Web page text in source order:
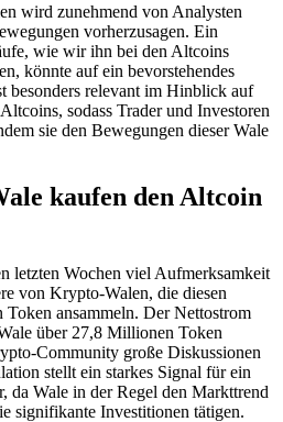
wird zunehmend von Analysten
vorherzusagen. Ein
wie wir ihn bei den Altcoins
könnte auf ein bevorstehendes
besonders relevant im Hinblick auf
sodass Trader und Investoren
sie den Bewegungen dieser Wale
kaufen den Altcoin
letzten Wochen viel Aufmerksamkeit
von Krypto-Walen, die diesen
Token ansammeln. Der Nettostrom
über 27,8 Millionen Token
Community große Diskussionen
stellt ein starkes Signal für ein
da Wale in der Regel den Markttrend
signifikante Investitionen tätigen.